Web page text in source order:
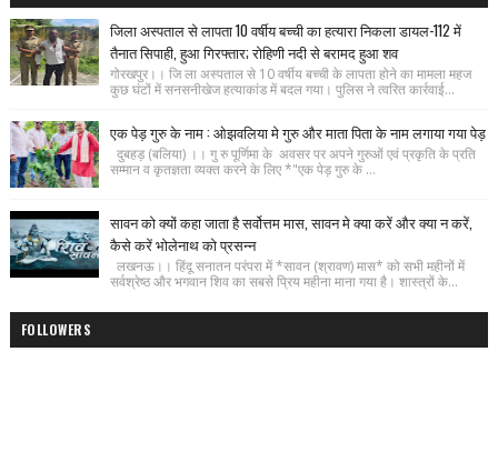
जिला अस्पताल से लापता 10 वर्षीय बच्ची का हत्यारा निकला डायल-112 में
तैनात सिपाही, हुआ गिरफ्तार; रोहिणी नदी से बरामद हुआ शव
गोरखपुर।। जि ला अस्पताल से 10 वर्षीय बच्ची के लापता होने का मामला महज
कुछ घंटों में सनसनीखेज हत्याकांड में बदल गया। पुलिस ने त्वरित कार्रवाई...
एक पेड़ गुरु के नाम : ओझवलिया मे गुरु और माता पिता के नाम लगाया गया पेड़
दुबहड़ (बलिया) ।। गु रु पूर्णिमा के अवसर पर अपने गुरुओं एवं प्रकृति के प्रति
सम्मान व कृतज्ञता व्यक्त करने के लिए *"एक पेड़ गुरु के ...
सावन को क्यों कहा जाता है सर्वोत्तम मास, सावन मे क्या करें और क्या न करें,
कैसे करें भोलेनाथ को प्रसन्न
लखनऊ।। हिंदू सनातन परंपरा में *सावन (श्रावण) मास* को सभी महीनों में
सर्वश्रेष्ठ और भगवान शिव का सबसे प्रिय महीना माना गया है। शास्त्रों के...
FOLLOWERS